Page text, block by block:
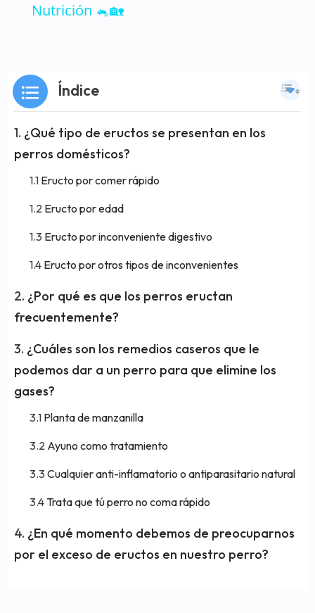
Nutrición 🐁🏡
Índice
¿Qué tipo de eructos se presentan en los
perros domésticos?
Eructo por comer rápido
Eructo por edad
Eructo por inconveniente digestivo
Eructo por otros tipos de inconvenientes
¿Por qué es que los perros eructan
frecuentemente?
¿Cuáles son los remedios caseros que le
podemos dar a un perro para que elimine los
gases?
Planta de manzanilla
Ayuno como tratamiento
Cualquier anti-inflamatorio o antiparasitario natural
Trata que tú perro no coma rápido
¿En qué momento debemos de preocuparnos
por el exceso de eructos en nuestro perro?